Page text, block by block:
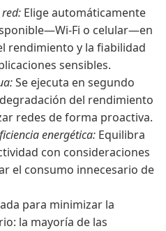
Elige automáticamente
Fi o celular—en
rendimiento y la fiabilidad
sensibles.
Se ejecuta en segundo
del rendimiento
redes de forma proactiva.
energética: Equilibra
con consideraciones
el consumo innecesario de
para minimizar la
la mayoría de las